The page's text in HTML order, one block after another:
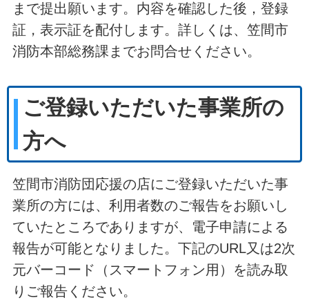
まで提出願います。内容を確認した後，登録
証，表示証を配付します。詳しくは、笠間市
消防本部総務課までお問合せください。
ご登録いただいた事業所の
方へ
笠間市消防団応援の店にご登録いただいた事
業所の方には、利用者数のご報告をお願いし
ていたところでありますが、電子申請による
報告が可能となりました。下記のURL又は2次
元バーコード（スマートフォン用）を読み取
りご報告ください。